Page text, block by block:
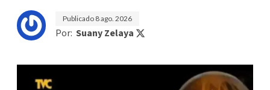
Publicado 8 ago. 2026
Por: Suany Zelaya